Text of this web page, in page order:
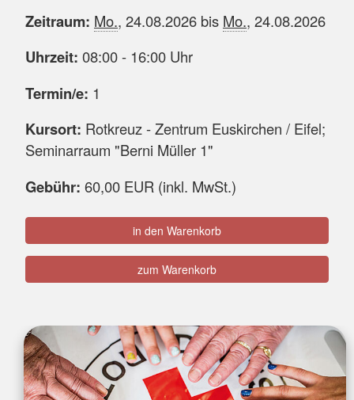
Zeitraum: Mo., 24.08.2026 bis Mo., 24.08.2026
Uhrzeit: 08:00 - 16:00 Uhr
Termin/e: 1
Kursort: Rotkreuz - Zentrum Euskirchen / Eifel;
Seminarraum "Berni Müller 1"
Gebühr: 60,00 EUR (inkl. MwSt.)
in den Warenkorb
zum Warenkorb